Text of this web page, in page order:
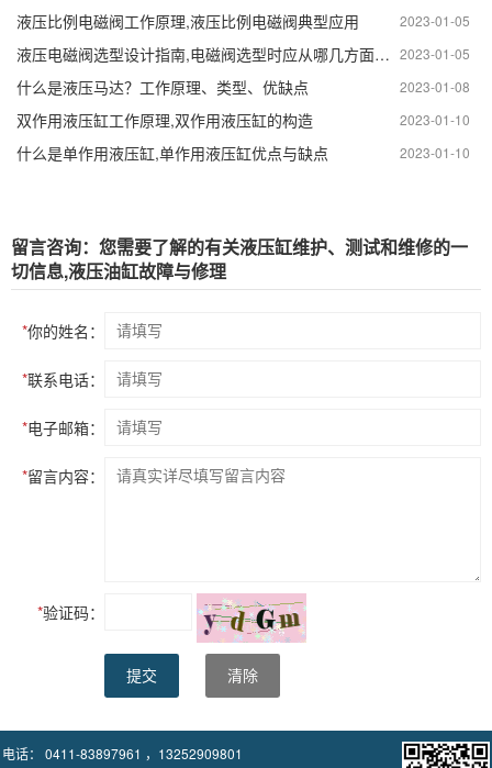
2023-01-05
液压比例电磁阀工作原理,液压比例电磁阀典型应用
2023-01-05
液压电磁阀选型设计指南,电磁阀选型时应从哪几方面选择
2023-01-08
什么是液压马达？工作原理、类型、优缺点
2023-01-10
双作用液压缸工作原理,双作用液压缸的构造
2023-01-10
什么是单作用液压缸,单作用液压缸优点与缺点
留言咨询：您需要了解的有关液压缸维护、测试和维修的一
切信息,液压油缸故障与修理
*你的姓名：
*联系电话：
*电子邮箱：
*留言内容：
*验证码：
提交 清除
电话： 0411-83897961 ，13252909801